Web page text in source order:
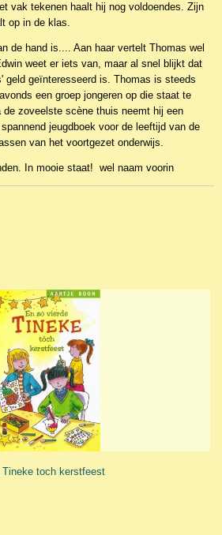
vak tekenen haalt hij nog voldoendes. Zijn
op in de klas.
de hand is.... Aan haar vertelt Thomas wel
weet er iets van, maar al snel blijkt dat
geld geïnteresseerd is. Thomas is steeds
een groep jongeren op die staat te
de zoveelste scène thuis neemt hij een
jeugdboek voor de leeftijd van de
van het voortgezet onderwijs.
In mooie staat! wel naam voorin
toch kerstfeest